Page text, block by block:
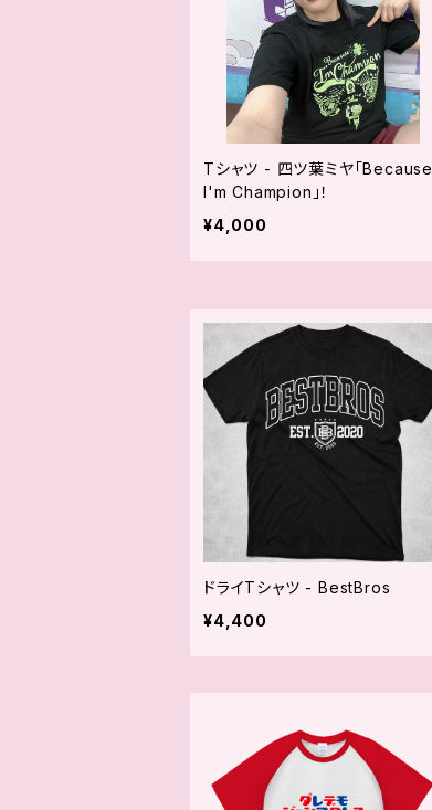
Tシャツ - 四ツ葉ミヤ「Because
I'm Champion」！
¥4,000
ドライTシャツ - BestBros
¥4,400